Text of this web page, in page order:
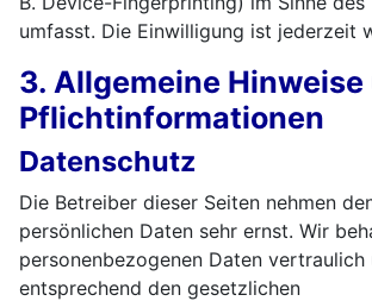
umfasst. Die Einwilligung ist jederzeit
3. Allgemeine Hinweise
Pflichtinformationen
Datenschutz
Die Betreiber dieser Seiten nehmen
persönlichen Daten sehr ernst. Wir
personenbezogenen Daten vertraulich
entsprechend den gesetzlichen